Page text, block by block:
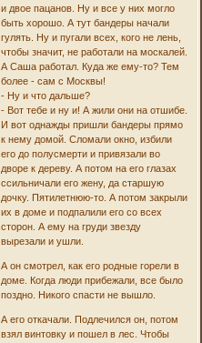
и двое пацанов. Ну и все у них могло
быть хорошо. А тут бандеры начали
гулять. Ну и пугали всех, кого не лень,
чтобы значит, не работали на москалей.
А Саша работал. Куда же ему-то? Тем
более - сам с Москвы!
- Ну и что дальше?
- Вот тебе и ну и! А жили они на отшибе.
И вот однажды пришли бандеры прямо
к нему домой. Сломали окно, избили
его до полусмерти и привязали во
дворе к дереву. А потом на его глазах
ссильничали его жену, да старшую
дочку. Пятилетнюю-то. А потом закрыли
их в доме и подпалили его со всех
сторон. А ему на груди звезду
вырезали и ушли.
А он смотрел, как его родные горели в
доме. Когда люди прибежали, все было
поздно. Никого спасти не вышло.
А его откачали. Подлечился он, потом
взял винтовку и пошел в лес. Чтобы